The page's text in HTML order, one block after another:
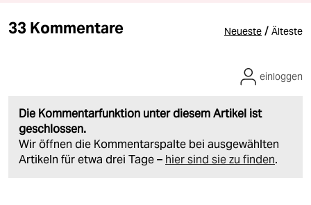
33 Kommentare Neueste / Älteste
Die Kommentarfunktion unter diesem Artikel ist
geschlossen.
Wir öffnen die Kommentarspalte bei ausgewählten
Artikeln für etwa drei Tage – hier sind sie zu finden.
einloggen